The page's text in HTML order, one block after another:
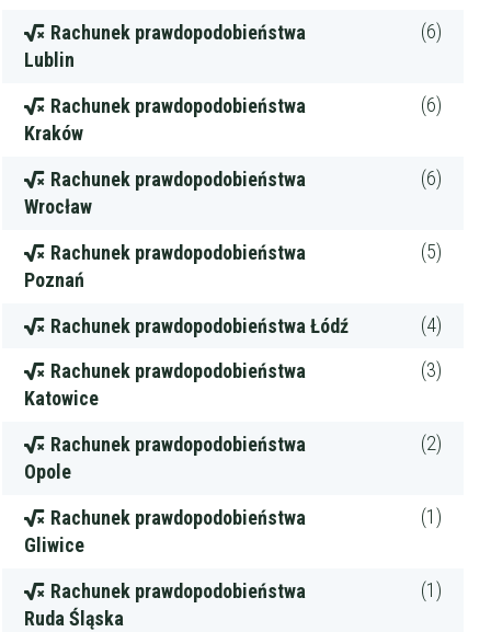
Szukaj w promieniu
Maksymalna cena
prace pisemne (pomoc)
Rachunek prawdopodobieństwa
Lublin
(6)
Rachunek prawdopodobieństwa
Kraków
(6)
Rachunek prawdopodobieństwa
Wrocław
(6)
Rachunek prawdopodobieństwa
Poznań
(5)
Rachunek prawdopodobieństwa Łódź (4)
Rachunek prawdopodobieństwa
Katowice
(3)
Rachunek prawdopodobieństwa
Opole
(2)
Rachunek prawdopodobieństwa
Gliwice
(1)
Rachunek prawdopodobieństwa
Ruda Śląska
(1)